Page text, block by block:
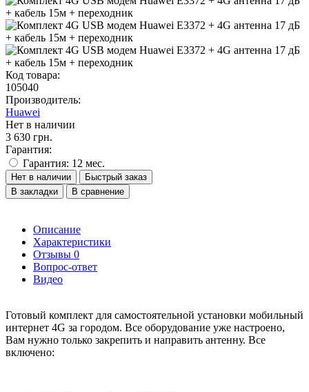
Код товара:
105040
Производитель:
Huawei
Нет в наличии
3 630 грн.
Гарантия:
Гарантия: 12 мес.
Нет в наличии
Быстрый заказ
В закладки
В сравнение
Описание
Характеристики
Отзывы 0
Вопрос-ответ
Видео
Готовый комплект для самостоятельной установки мобильный
интернет 4G за городом. Все оборудование уже настроено,
Вам нужно только закрепить и направить антенну. Все
включено: